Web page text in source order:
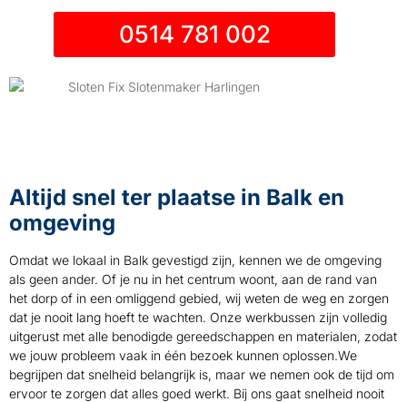
0514 781 002
Altijd snel ter plaatse in Balk en
omgeving
Omdat we lokaal in Balk gevestigd zijn, kennen we de omgeving
als geen ander. Of je nu in het centrum woont, aan de rand van
het dorp of in een omliggend gebied, wij weten de weg en zorgen
dat je nooit lang hoeft te wachten. Onze werkbussen zijn volledig
uitgerust met alle benodigde gereedschappen en materialen, zodat
we jouw probleem vaak in één bezoek kunnen oplossen.We
begrijpen dat snelheid belangrijk is, maar we nemen ook de tijd om
ervoor te zorgen dat alles goed werkt. Bij ons gaat snelheid nooit